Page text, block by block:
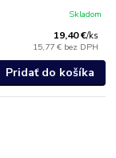
19,40 €/ks
15,77 € bez DPH
Skladom
Pridať do košíka